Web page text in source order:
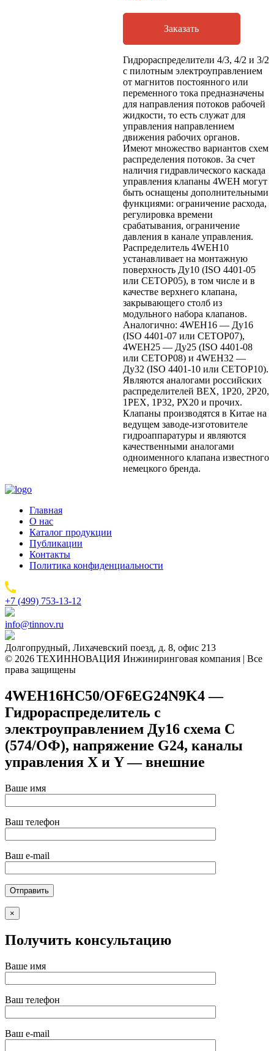
Заказать
Гидрораспределители 4/3, 4/2 и 3/2
с пилотным электроуправлением
от магнитов постоянного или
переменного тока предназначены
для направления потоков рабочей
жидкости, то есть служат для
управления направлением
движения рабочих органов.
Имеют множество вариантов схем
распределения потоков. За счет
наличия гидравлического каскада
управления клапаны 4WEH могут
быть оснащены дополнительными
функциями: ограничение расхода,
регулировка времени
срабатывания, ограничение
давления в канале управления.
Распределитель 4WEH10
устанавливает на монтажную
поверхность Ду10 (ISO 4401-05
или CETOP05), в том числе и в
качестве верхнего клапана,
закрывающего столб из
модульного набора клапанов.
Аналогично: 4WEH16 — Ду16
(ISO 4401-07 или CETOP07),
4WEH25 — Ду25 (ISO 4401-08
или CETOP08) и 4WEH32 —
Ду32 (ISO 4401-10 или CETOP10).
Являются аналогами российских
распределителей ВЕХ, 1Р20, 2Р20,
1РЕХ, 1Р32, РХ20 и прочих.
Клапаны производятся в Китае на
ведущем заводе-изготовителе
гидроаппаратуры и являются
качественными аналогами
одноименного клапана известного
немецкого бренда.
Главная
О нас
Каталог продукции
Публикации
Контакты
Политика конфиденциальности
+7 (499) 753-13-12
info@tinnov.ru
Долгопрудный, Лихачевский поезд, д. 8, офис 213
© 2026 ТЕХИННОВАЦИЯ Инжиниринговая компания | Все
права защищены
4WEH16HC50/OF6EG24N9K4 —
Гидрораспределитель с
электроуправлением Ду16 схема C
(574/ОФ), напряжение G24, каналы
управления X и Y — внешние
Ваше имя
Ваш телефон
Ваш e-mail
×
Получить консультацию
Ваше имя
Ваш телефон
Ваш e-mail